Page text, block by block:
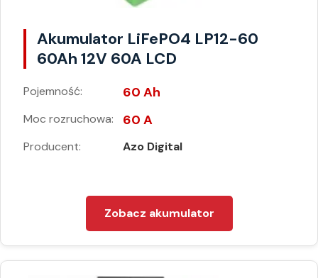
Akumulator LiFePO4 LP12-60
60Ah 12V 60A LCD
Pojemność: 60 Ah
Moc rozruchowa: 60 A
Producent: Azo Digital
Zobacz akumulator